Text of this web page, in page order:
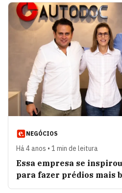
NEGÓCIOS
Há 4 anos • 1 min de leitura
Essa empresa se
para fazer prédios mais